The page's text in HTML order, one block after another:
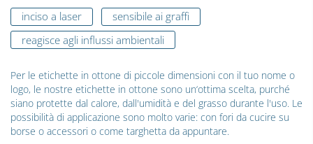
inciso a laser
sensibile ai graffi
reagisce agli influssi ambientali
Per le etichette in ottone di piccole dimensioni con il tuo nome o
logo, le nostre etichette in ottone sono un‘ottima scelta, purché
siano protette dal calore, dall'umidità e del grasso durante l'uso. Le
possibilità di applicazione sono molto varie: con fori da cucire su
borse o accessori o come targhetta da appuntare.